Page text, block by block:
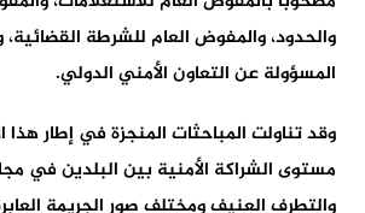
والحدود، والمفوض العام للشرطة القضائية،
المسؤولة عن التعاون الأمني الدولي.
وقد تناولت المباحثات المنجزة في إطار هذا
مستوى الشراكة الأمنية بين البلدين في
والتطرف العنيف ومختلف صور الجريمة